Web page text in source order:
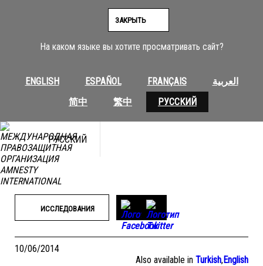
На каком языке вы хотите просматривать сайт?
ENGLISH ESPAÑOL FRANÇAIS
العربية
简中
繁中 РУССКИЙ
ЗАКРЫТЬ
РУССКИЙ
ИССЛЕДОВАНИЯ
10/06/2014
Also available in Turkish,English